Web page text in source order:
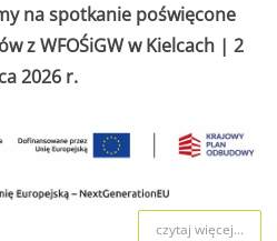
na spotkanie poświęcone
z WFOŚiGW w Kielcach | 2
2026 r.
czytaj więcej...